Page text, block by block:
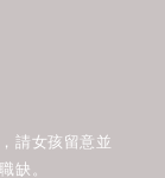
請女孩留意並
缺。